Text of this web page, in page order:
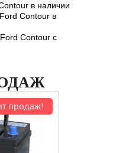
в наличии
Contour в
Contour с
продаж!